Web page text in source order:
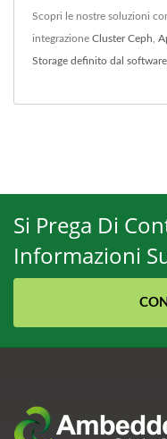
Scopri le nostre soluzioni
integrazione Cluster Ceph
Storage definito dal software
Si Prega Di
Informazioni